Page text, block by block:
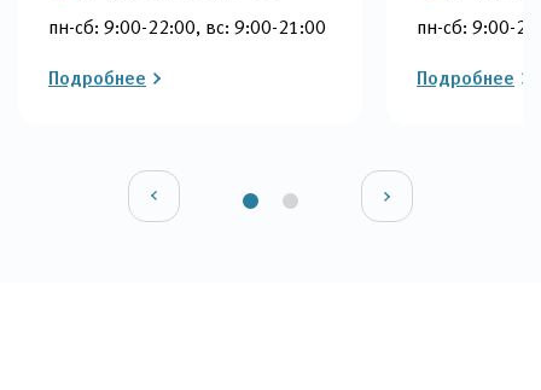
пн-сб: 9:00-22:00, вс: 9:00-21:00
Подробнее
пн-сб: 9:00-
Подробнее